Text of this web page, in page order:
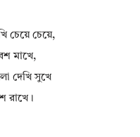
চেয়ে চেয়ে,
মাখে,
দেখি সুখে
রাখে।